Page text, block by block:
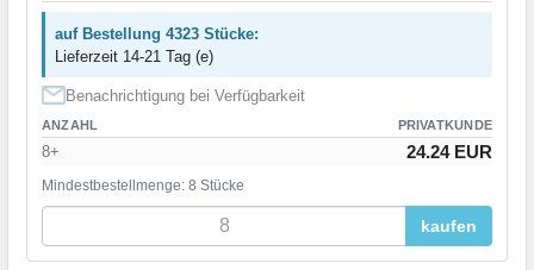
auf Bestellung 4323 Stücke:
Lieferzeit 14-21 Tag (e)
Benachrichtigung bei Verfügbarkeit
ANZAHL PRIVATKUNDE
8+ 24.24 EUR
Mindestbestellmenge: 8 Stücke
kaufen